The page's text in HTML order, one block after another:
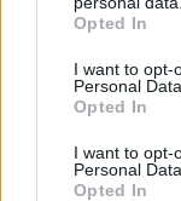
grant or deny
use your data for
consent section.
Opted In
I want to opt-
Personal Data.
Opted In
I want to opt-
Personal
Opted In
Επαγγελματική
σε Bάζει στην
26.07.2026, 09:54
ΡΟΗ